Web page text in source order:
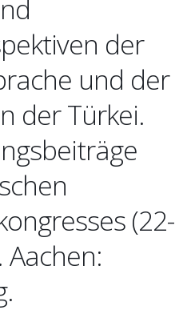
der
und der
der Türkei.
(22-
Aachen: